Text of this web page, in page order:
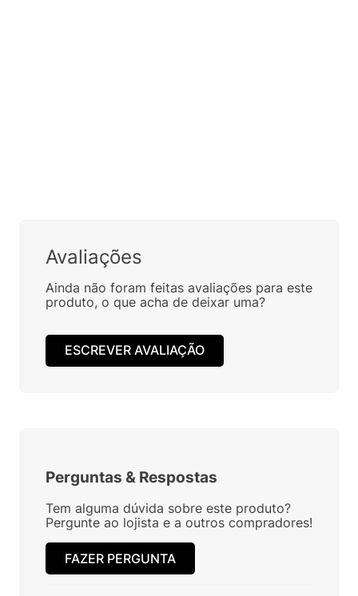
Avaliações
Ainda não foram feitas avaliações para este
produto, o que acha de deixar uma?
ESCREVER AVALIAÇÃO
Perguntas & Respostas
Tem alguma dúvida sobre este produto?
Pergunte ao lojista e a outros compradores!
FAZER PERGUNTA